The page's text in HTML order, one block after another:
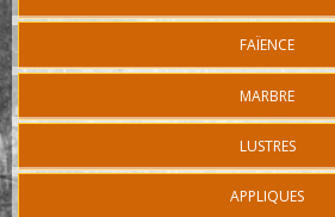
FAÏENCE
MARBRE
LUSTRES
APPLIQUES